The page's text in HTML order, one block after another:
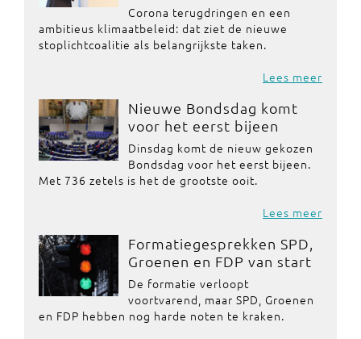
Corona terugdringen en een
ambitieus klimaatbeleid: dat ziet de nieuwe
stoplichtcoalitie als belangrijkste taken.
Lees meer
Nieuwe Bondsdag komt
voor het eerst bijeen
Dinsdag komt de nieuw gekozen
Bondsdag voor het eerst bijeen.
Met 736 zetels is het de grootste ooit.
Lees meer
Formatiegesprekken SPD,
Groenen en FDP van start
De formatie verloopt
voortvarend, maar SPD, Groenen
en FDP hebben nog harde noten te kraken.